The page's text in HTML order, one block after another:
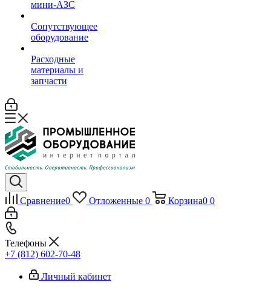
мини-АЗС
Сопутствующее
оборудование
Расходные
материалы и
запчасти
Сравнение0 Отложенные 0 Корзина0 0
Телефоны
+7 (812) 602-70-48
Личный кабинет